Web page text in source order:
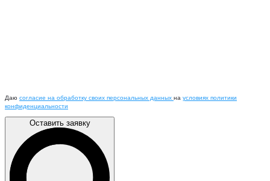
Даю согласие на обработку своих персональных данных на условиях политики
конфиденциальности
Оставить заявку